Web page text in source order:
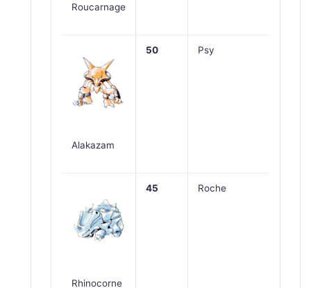
Roucarnage
Alakazam
50 Psy
Rhinocorne
45 Roche